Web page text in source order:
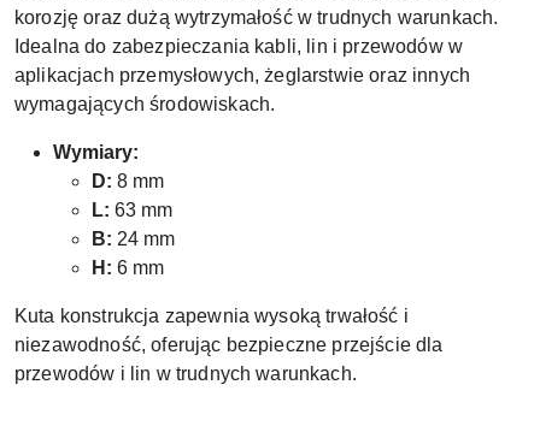
korozję oraz dużą wytrzymałość w trudnych warunkach.
Idealna do zabezpieczania kabli, lin i przewodów w
aplikacjach przemysłowych, żeglarstwie oraz innych
wymagających środowiskach.
Wymiary:
D: 8 mm
L: 63 mm
B: 24 mm
H: 6 mm
Kuta konstrukcja zapewnia wysoką trwałość i
niezawodność, oferując bezpieczne przejście dla
przewodów i lin w trudnych warunkach.